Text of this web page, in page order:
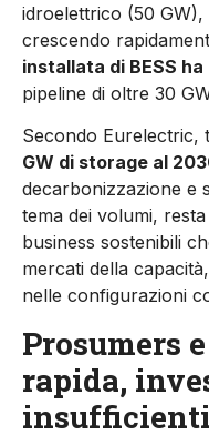
idroelettrico (50
crescendo
installata di BESS
pipeline di oltre 30
Secondo Eurelectric,
GW di storage al
decarbonizzazione e
tema dei volumi,
business sostenibili
mercati della
nelle configurazioni
Prosumers
rapida,
insufficienti